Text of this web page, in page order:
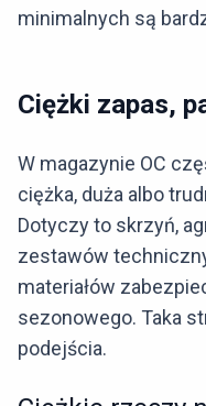
minimalnych są
Ciężki zapas,
W magazynie OC
ciężka, duża albo
Dotyczy to skrzyń,
zestawów
materiałów
sezonowego. Taka
podejścia.